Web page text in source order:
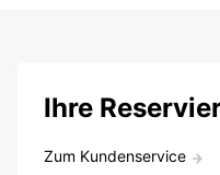
Ihre
Zum Kundenservice